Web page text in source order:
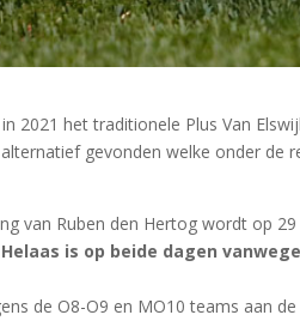
2021 het traditionele Plus Van
gevonden welke onder
van Ruben den Hertog wordt op
Helaas is op beide dagen
de O8-O9 en MO10 teams aan